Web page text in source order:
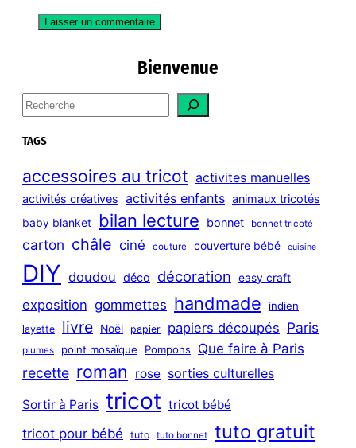
Bienvenue
S
e
a
c
h
TAGS
accessoires au tricot activites manuelles
activités créatives activités enfants animaux tricotés
baby blanket bilan lecture bonnet bonnet tricoté
carton châle ciné couture couverture bébé cuisine
DIY doudou déco décoration easy craft
exposition gommettes handmade indien
layette livre Noël papier papiers découpés Paris
plumes point mosaïque Pompons Que faire à Paris
recette roman rose sorties culturelles
Sortir à Paris tricot tricot bébé
tricot pour bébé tuto tuto bonnet tuto gratuit